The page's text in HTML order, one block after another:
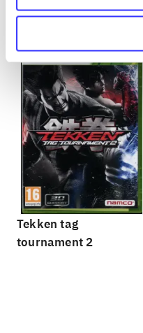
Tekken tag
tournament 2